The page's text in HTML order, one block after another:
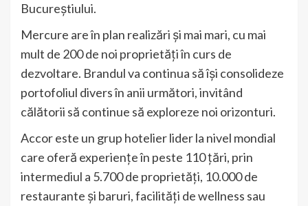
Bucureștiului.
Mercure are în plan realizări și mai mari, cu mai
mult de 200 de noi proprietăți în curs de
dezvoltare. Brandul va continua să își consolideze
portofoliul divers în anii următori, invitând
călătorii să continue să exploreze noi orizonturi.
Accor este un grup hotelier lider la nivel mondial
care oferă experiențe în peste 110 țări, prin
intermediul a 5.700 de proprietăți, 10.000 de
restaurante și baruri, facilități de wellness sau